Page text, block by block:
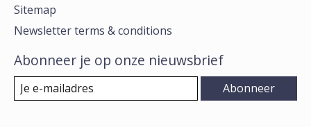
Sitemap
Newsletter terms & conditions
Abonneer je op onze nieuwsbrief
Abonneer